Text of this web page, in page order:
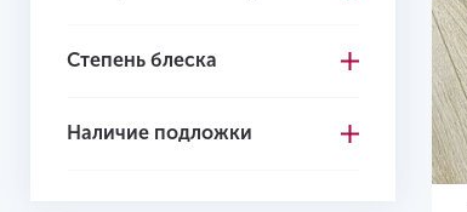
Степень блеска
Наличие подложки